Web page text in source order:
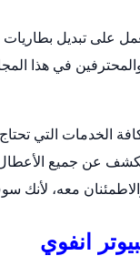
على تبديل بطاريات
في هذا
الخدمات التي
عن جميع
معه، لأنك
انفوي